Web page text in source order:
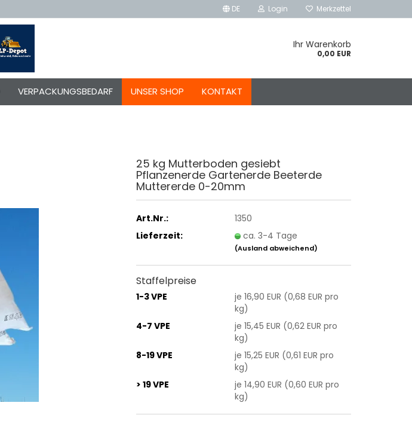
DE Login Merkzettel
Ihr Warenkorb
0,00 EUR
VERPACKUNGSBEDARF UNSER SHOP KONTAKT
25 kg Mutterboden gesiebt
Pflanzenerde Gartenerde Beeterde
Muttererde 0-20mm
Art.Nr.:
1350
Lieferzeit:
ca. 3-4 Tage
(Ausland abweichend)
Staffelpreise
1-3 VPE
je 16,90 EUR (0,68 EUR pro
kg)
4-7 VPE
je 15,45 EUR (0,62 EUR pro
kg)
8-19 VPE
je 15,25 EUR (0,61 EUR pro
kg)
> 19 VPE
je 14,90 EUR (0,60 EUR pro
kg)